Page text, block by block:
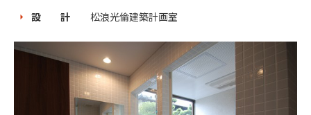
設 計 松浪光倫建築計画室